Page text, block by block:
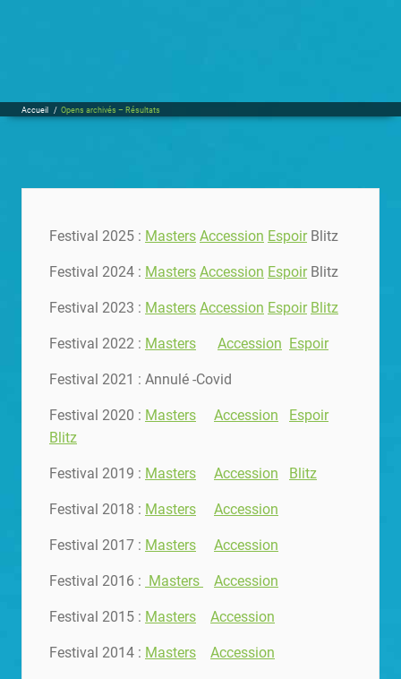
Accueil / Opens archivés – Résultats
Festival 2025 : Masters Accession EspoirBlitz
Festival 2024 : Masters Accession EspoirBlitz
Festival 2023 : Masters Accession Espoir Blitz
Festival 2022 : Masters Accession Espoir
Festival 2021 : Annulé -Covid
Festival 2020 : Masters Accession
Espoir
Blitz
Festival 2019 : Masters Accession Blitz
Festival 2018 : Masters Accession
Festival 2017 : Masters Accession
Festival 2016 : Masters Accession
Festival 2015 : Masters Accession
Festival 2014 : Masters Accession